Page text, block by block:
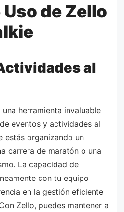
de Zello
al
una herramienta invaluable
eventos y actividades al
estás organizando un
carrera de maratón o una
La capacidad de
con tu equipo
en la gestión eficiente
Zello, puedes mantener a